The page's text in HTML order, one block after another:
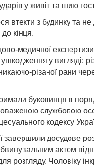
у живіт та шию
втекти з будинку та не
кінця.
медичної
у вигляді:
різаної рани
буковинця в
службовою
кодексу
завершили досудове
актом
розгляду. Чоловіку